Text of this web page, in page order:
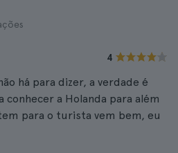
4
há para dizer, a verdade é
conhecer a Holanda para além
para o turista vem bem, eu